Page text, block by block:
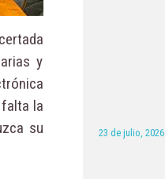
y
la
su
23 de julio, 2026